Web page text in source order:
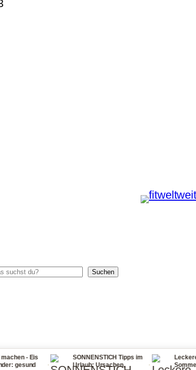
Suchen
·
SONNENSTICH Tipps im
Urlaub: Ursachen,
·
Leckere zuckerfreie
Sommer Bowle mit